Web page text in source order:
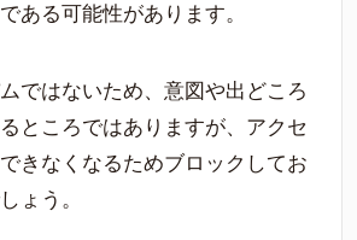
ある可能性があります。
ではないため、意図や出どころ
ところではありますが、アクセ
きなくなるためブロックしてお
ょう。